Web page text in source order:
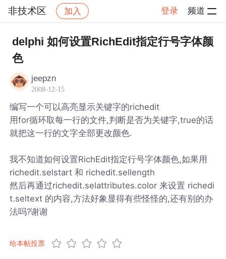
非技术区 加入 登录 频道
社区 非技术区 帖子详情
delphi 如何设置RichEdit指定行号字体颜
色
jeepzn
2008-12-15
编写一个可以高亮显示关键字的richedit
用for循环取每一行的文件,判断是否为关键字,true的话
就把这一行的文字全部更改颜色.
我不知道如何设置RichEdit指定行号字体颜色,如果用
richedit.selstart 和 richedit.sellength
然后再通过richedit.selattributes.color 来设置 richedi
t.seltext 的内容,方法好象显得有些怪怪的,还有别的办
法吗?谢谢
给本帖投票